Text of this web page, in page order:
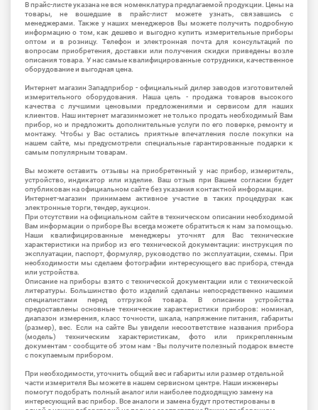
В прайс-листе указана не вся номенклатура предлагаемой продукции. Цены на
товары, не вошедшие в прайс-лист можете узнать, связавшись с
менеджерами. Также у наших менеджеров Вы можете получить подробную
информацию о том, как дешево и выгодно купить измерительные приборы
оптом и в розницу. Телефон и электронная почта для консультаций по
вопросам приобретения, доставки или получения скидки приведены возле
описания товара. У нас самые квалифицированные сотрудники, качественное
оборудование и выгодная цена.
Интернет магазин Западприбор - официальный дилер заводов изготовителей
измерительного оборудования. Наша цель - продажа товаров высокого
качества с лучшими ценовыми предложениями и сервисом для наших
клиентов. Наш интернет магазинможет не только продать необходимый Вам
прибор, но и предложить дополнительные услуги по его поверке, ремонту и
монтажу. Чтобы у Вас остались приятные впечатления после покупки на
нашем сайте, мы предусмотрели специальные гарантированные подарки к
самым популярным товарам.
Вы можете оставить отзывы на приобретенный у нас прибор, измеритель,
устройство, индикатор или изделие. Ваш отзыв при Вашем согласии будет
опубликован на официальном сайте без указания контактной информации.
Интернет-магазин принимаем активное участие в таких процедурах как
электронные торги, тендер, аукцион.
При отсутствии на официальном сайте в техническом описании необходимой
Вам информации о приборе Вы всегда можете обратиться к нам за помощью.
Наши квалифицированные менеджеры уточнят для Вас технические
характеристики на прибор из его технической документации: инструкция по
эксплуатации, паспорт, формуляр, руководство по эксплуатации, схемы. При
необходимости мы сделаем фотографии интересующего вас прибора, стенда
или устройства.
Описание на приборы взято с технической документации или с технической
литературы. Большинство фото изделий сделаны непосредственно нашими
специалистами перед отгрузкой товара. В описании устройства
предоставлены основные технические характеристики приборов: номинал,
диапазон измерения, класс точности, шкала, напряжение питания, габариты
(размер), вес. Если на сайте Вы увидели несоответствие названия прибора
(модель) техническим характеристикам, фото или прикрепленным
документам - сообщите об этом нам - Вы получите полезный подарок вместе
с покупаемым прибором.
При необходимости, уточнить общий вес и габариты или размер отдельной
части измерителя Вы можете в нашем сервисном центре. Наши инженеры
помогут подобрать полный аналог или наиболее подходящую замену на
интересующий вас прибор. Все аналоги и замена будут протестированы в